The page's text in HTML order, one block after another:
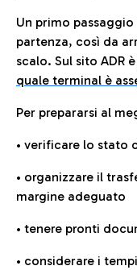
Un primo
partenza, così da
scalo. Sul sito ADR
quale terminal è
Per prepararsi al
• verificare lo stato
• organizzare il
margine adeguato
• tenere pronti
• considerare i